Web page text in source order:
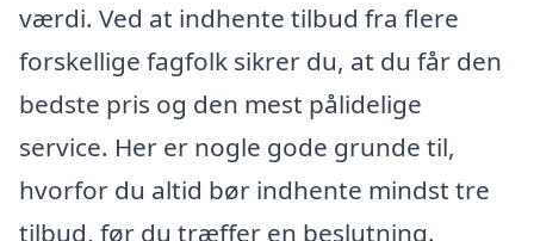
værdi. Ved at indhente tilbud fra flere
forskellige fagfolk sikrer du, at du får den
bedste pris og den mest pålidelige
service. Her er nogle gode grunde til,
hvorfor du altid bør indhente mindst tre
tilbud, før du træffer en beslutning.